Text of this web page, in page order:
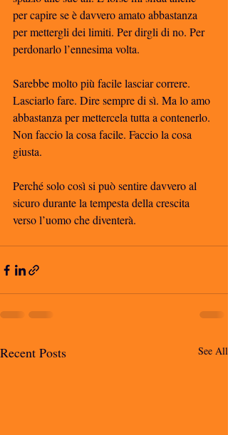
per capire se è davvero amato abbastanza
per mettergli dei limiti. Per dirgli di no. Per
perdonarlo l’ennesima volta.
Sarebbe molto più facile lasciar correre.
Lasciarlo fare. Dire sempre di sì. Ma lo amo
abbastanza per mettercela tutta a contenerlo.
Non faccio la cosa facile. Faccio la cosa
giusta.
Perché solo così si può sentire davvero al
sicuro durante la tempesta della crescita
verso l’uomo che diventerà.
Recent Posts See All